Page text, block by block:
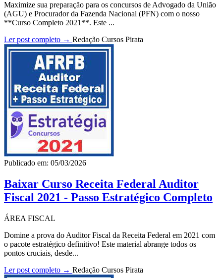
Maximize sua preparação para os concursos de Advogado da União
(AGU) e Procurador da Fazenda Nacional (PFN) com o nosso
**Curso Completo 2021**. Este ...
Ler post completo → Redação Cursos Pirata
Publicado em: 05/03/2026
Baixar Curso Receita Federal Auditor
Fiscal 2021 - Passo Estratégico Completo
ÁREA FISCAL
Domine a prova do Auditor Fiscal da Receita Federal em 2021 com
o pacote estratégico definitivo! Este material abrange todos os
pontos cruciais, desde...
Ler post completo → Redação Cursos Pirata